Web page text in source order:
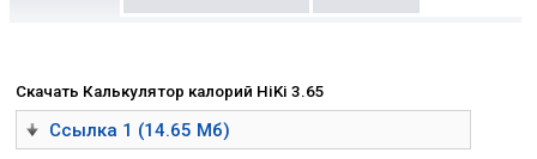
Скачать Калькулятор калорий HiKi 3.65
Ссылка 1 (14.65 Мб)